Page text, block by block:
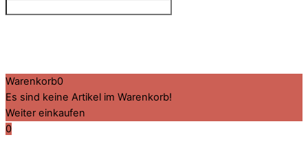
Warenkorb0
Es sind keine Artikel im Warenkorb!
Weiter einkaufen
0